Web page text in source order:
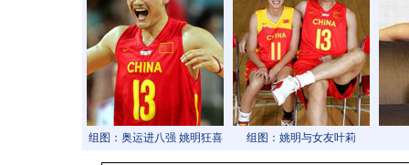
组图：奥运进八强 姚明狂喜 组图：姚明与女友叶莉